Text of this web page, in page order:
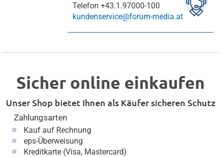
Telefon +43.1.97000-100
kundenservice@forum-media.at
Sicher online einkaufen
Unser Shop bietet Ihnen als Käufer sicheren Schutz
Zahlungsarten
Kauf auf Rechnung
eps-Überweisung
Kreditkarte (Visa, Mastercard)